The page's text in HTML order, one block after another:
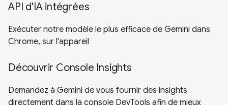
API d'IA intégrées
Exécuter notre modèle le plus efficace de Gemini dans
Chrome, sur l'appareil
Découvrir Console Insights
Demandez à Gemini de vous fournir des insights
directement dans la console DevTools afin de mieux